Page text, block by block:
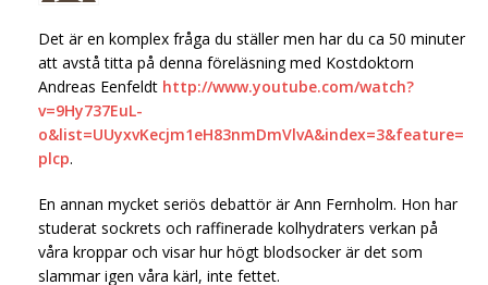
Det är en komplex fråga du ställer men har du ca 50 minuter
att avstå titta på denna föreläsning med Kostdoktorn
Andreas Eenfeldt http://www.youtube.com/watch?
v=9Hy737EuL-
o&list=UUyxvKecjm1eH83nmDmVlvA&index=3&feature=
plcp.
En annan mycket seriös debattör är Ann Fernholm. Hon har
studerat sockrets och raffinerade kolhydraters verkan på
våra kroppar och visar hur högt blodsocker är det som
slammar igen våra kärl, inte fettet.